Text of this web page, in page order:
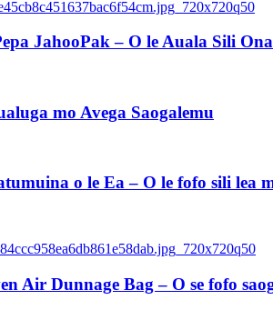
JahooPak – O le Auala Sili
mo Avega Saogalemu
o le Ea – O le fofo sili lea
Air Dunnage Bag – O se fofo